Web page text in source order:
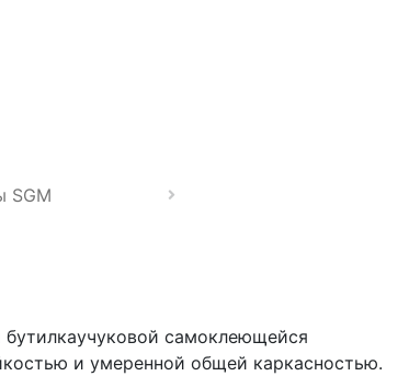
SGM
самоклеющейся
и умеренной общей каркасностью.